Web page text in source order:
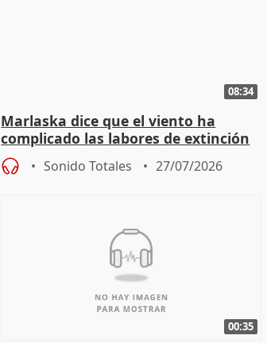
08:34
Marlaska dice que el viento ha
complicado las labores de extinción
durante la madrugada
Sonido Totales 27/07/2026
00:35